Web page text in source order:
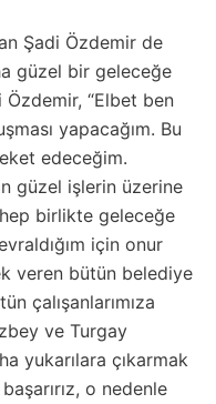
Şadi Özdemir de
güzel bir geleceğe
“Elbet ben
yapacağım. Bu
edeceğim.
güzel işlerin üzerine
birlikte geleceğe
için onur
veren bütün belediye
çalışanlarımıza
ve Turgay
yukarılara çıkarmak
o nedenle